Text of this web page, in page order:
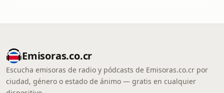
Emisoras.co.cr
Escucha emisoras de radio y pódcasts de Emisoras.co.cr por
ciudad, género o estado de ánimo — gratis en cualquier